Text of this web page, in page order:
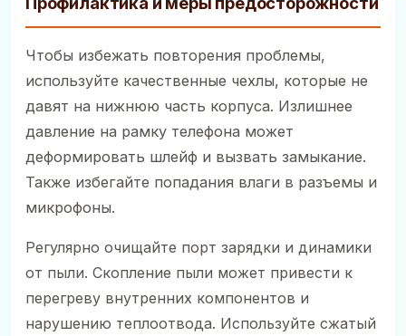
Чтобы избежать повторения проблемы,
используйте качественные чехлы, которые не
давят на нижнюю часть корпуса. Излишнее
давление на рамку телефона может
деформировать шлейф и вызвать замыкание.
Также избегайте попадания влаги в разъемы и
микрофоны.
Регулярно очищайте порт зарядки и динамики
от пыли. Скопление пыли может привести к
перегреву внутренних компонентов и
нарушению теплоотвода. Используйте сжатый